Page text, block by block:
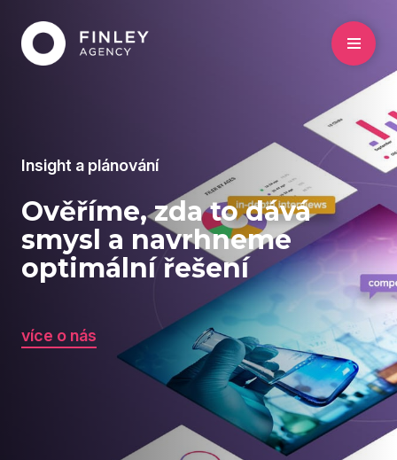
Insight a plánování
Ověříme, zda to dává
smysl a navrhneme
optimální řešení
více o nás